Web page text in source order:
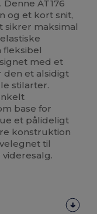
AT176
og et kort snit,
sikrer maksimal
fleksibel
med et
den et alsidigt
stilarter.
base for
et pålideligt
konstruktion
til